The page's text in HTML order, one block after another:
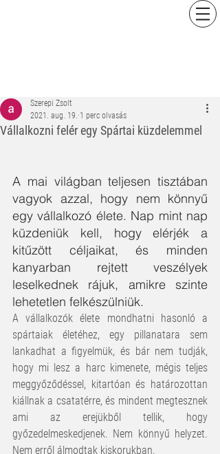
Vállalkozni felér egy Spártai küzdelemmel
Szerepi Zsolt
2021. aug. 19. 1 perc olvasás
A mai világban teljesen tisztában
vagyok azzal, hogy nem könnyű
egy vállalkozó élete. Nap mint nap
küzdeniük kell, hogy elérjék a
kitűzött céljaikat, és minden
kanyarban rejtett veszélyek
leselkednek rájuk, amikre szinte
lehetetlen felkészülniük.
A vállalkozók élete mondhatni hasonló a
spártaiak életéhez, egy pillanatara sem
lankadhat a figyelmük, és bár nem tudják,
hogy mi lesz a harc kimenete, mégis teljes
meggyőződéssel, kitartóan és határozottan
kiállnak a csatatérre, és mindent megtesznek
ami az erejükből tellik, hogy
győzedelmeskedjenek. Nem könnyű helyzet.
Nem erről álmodtak kiskorukban.